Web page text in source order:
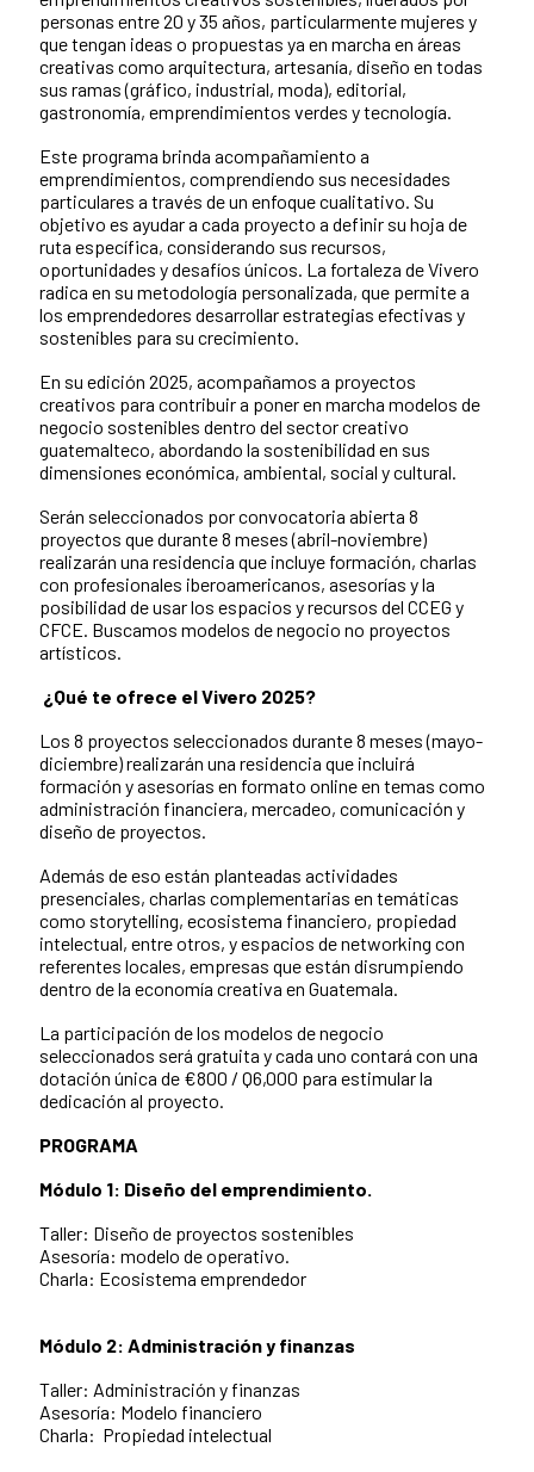
personas entre 20 y 35 años, particularmente mujeres y
que tengan ideas o propuestas ya en marcha en áreas
creativas como arquitectura, artesanía, diseño en todas
sus ramas (gráfico, industrial, moda), editorial,
gastronomía, emprendimientos verdes y tecnología.
Este programa brinda acompañamiento a
emprendimientos, comprendiendo sus necesidades
particulares a través de un enfoque cualitativo. Su
objetivo es ayudar a cada proyecto a definir su hoja de
ruta específica, considerando sus recursos,
oportunidades y desafíos únicos. La fortaleza de Vivero
radica en su metodología personalizada, que permite a
los emprendedores desarrollar estrategias efectivas y
sostenibles para su crecimiento.
En su edición 2025, acompañamos a proyectos
creativos para contribuir a poner en marcha modelos de
negocio sostenibles dentro del sector creativo
guatemalteco, abordando la sostenibilidad en sus
dimensiones económica, ambiental, social y cultural.
Serán seleccionados por convocatoria abierta 8
proyectos que durante 8 meses (abril-noviembre)
realizarán una residencia que incluye formación, charlas
con profesionales iberoamericanos, asesorías y la
posibilidad de usar los espacios y recursos del CCEG y
CFCE. Buscamos modelos de negocio no proyectos
artísticos.
¿Qué te ofrece el Vivero 2025?
Los 8 proyectos seleccionados durante 8 meses (mayo-
diciembre) realizarán una residencia que incluirá
formación y asesorías en formato online en temas como
administración financiera, mercadeo, comunicación y
diseño de proyectos.
Además de eso están planteadas actividades
presenciales, charlas complementarias en temáticas
como storytelling, ecosistema financiero, propiedad
intelectual, entre otros, y espacios de networking con
referentes locales, empresas que están disrumpiendo
dentro de la economía creativa en Guatemala.
La participación de los modelos de negocio
seleccionados será gratuita y cada uno contará con una
dotación única de €800 / Q6,000 para estimular la
dedicación al proyecto.
PROGRAMA
Módulo 1: Diseño del emprendimiento.
Taller: Diseño de proyectos sostenibles
Asesoría: modelo de operativo.
Charla: Ecosistema emprendedor
Módulo 2: Administración y finanzas
Taller: Administración y finanzas
Asesoría: Modelo financiero
Charla: Propiedad intelectual